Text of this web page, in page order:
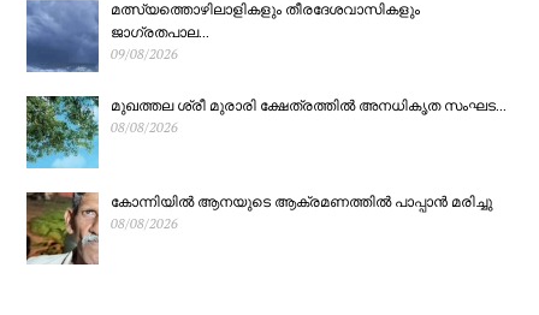
രേഖപ്പെടുത്താൻ
മത്സ്യത്തൊഴിലാളികളും തീരദേശവാസികളും
ജാഗ്രതപാല...
09/08/2026
മുഖത്തല ശ്രീ മുരാരി ക്ഷേത്രത്തിൽ അനധികൃത സംഘട...
08/08/2026
കോന്നിയിൽ ആനയുടെ ആക്രമണത്തിൽ പാപ്പാൻ മരിച്ചു
08/08/2026